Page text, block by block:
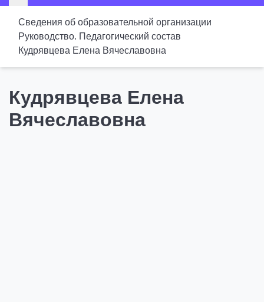
Сведения об образовательной организации
Руководство. Педагогический состав
Кудрявцева Елена Вячеславовна
Кудрявцева Елена
Вячеславовна